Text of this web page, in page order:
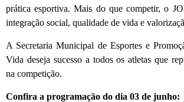
prática esportiva. Mais do que competir, o
integração social, qualidade de vida e
A Secretaria Municipal de Esportes e
Vida deseja sucesso a todos os atletas que
na competição.
Confira a programação do dia 03 de junho: